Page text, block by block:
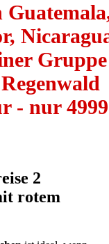
Gruppe
- nur 4999
2
rotem